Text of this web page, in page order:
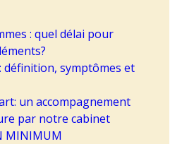
: quel délai pour
symptômes et
un accompagnement
par notre cabinet
MINIMUM